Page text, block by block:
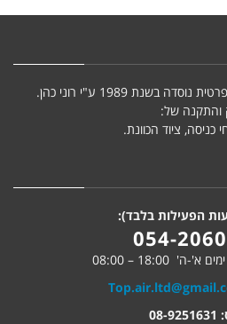
טופ אייר בע"מ – חברה בבעלות פרטית נוסדה בשנת 1989 ע"י רוני כהן.
והתקנה של:
כניסה, ציוד הכוונת.
הפעילות בלבד):
054-
ימים א'-ה' 18:00 – 08:00